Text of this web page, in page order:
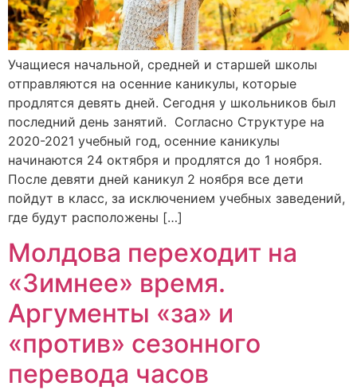
Учащиеся начальной, средней и старшей школы
отправляются на осенние каникулы, которые
продлятся девять дней. Сегодня у школьников был
последний день занятий. Согласно Структуре на
2020-2021 учебный год, осенние каникулы
начинаются 24 октября и продлятся до 1 ноября.
После девяти дней каникул 2 ноября все дети
пойдут в класс, за исключением учебных заведений,
где будут расположены […]
Молдова переходит на
«Зимнее» время.
Аргументы «за» и
«против» сезонного
перевода часов